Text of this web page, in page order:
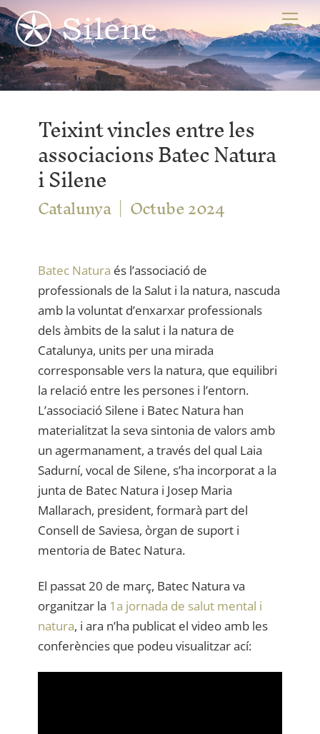
Skip
to
content
Teixint vincles entre les
associacions Batec Natura
i Silene
Catalunya Octube 2024
BatecNatura és l’associació de
professionals de la Salut i la natura, nascuda
amb la voluntat d’enxarxar professionals
dels àmbits de la salut i la natura de
Catalunya, units per una mirada
corresponsable vers la natura, que equilibri
la relació entre les persones i l’entorn.
L’associació Silene i Batec Natura han
materialitzat la seva sintonia de valors amb
un agermanament, a través del qual Laia
Sadurní, vocal de Silene, s’ha incorporat a la
junta de Batec Natura i Josep Maria
Mallarach, president, formarà part del
Consell de Saviesa, òrgan de suport i
mentoria de Batec Natura.
El passat 20 de març, Batec Natura va
organitzar la 1a jornada de salut mental i
natura, i ara n’ha publicat el video amb les
conferències que podeu visualitzar ací: